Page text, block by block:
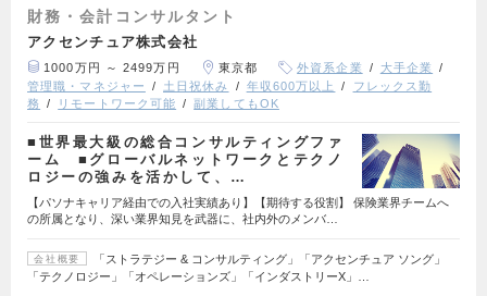
財務・会計コンサルタント
アクセンチュア株式会社
1000万円 ～ 2499万円 東京都 外資系企業
大手企業
管理職・マネジャー
土日祝休み 年収600万以上
フレックス勤
務
リモートワーク可能 副業してもOK
■世界最大級の総合コンサルティングファ
ーム ■グローバルネットワークとテクノ
ロジーの強みを活かして、…
【パソナキャリア経由での入社実績あり】【期待する役割】 保険業界チームへ
の所属となり、深い業界知見を武器に、社内外のメンバ…
会社概要
「ストラテジー & コンサルティング」「アクセンチュア ソング」
「テクノロジー」「オペレーションズ」「インダストリーX」…